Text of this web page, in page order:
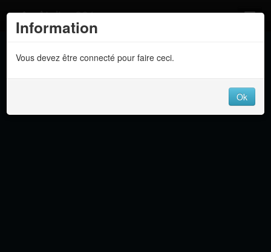
Information
Vous devez être connecté pour faire ceci.
Ok
Atelier 801
Dev Tracker
Langue